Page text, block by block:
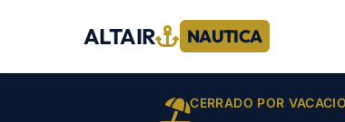
ALTAIR NAUTICA
CERRADO POR